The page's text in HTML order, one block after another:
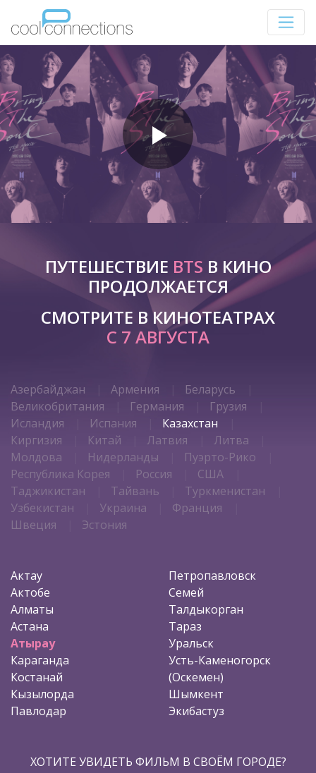
ПУТЕШЕСТВИЕ BTS В КИНО
ПРОДОЛЖАЕТСЯ
СМОТРИТЕ В КИНОТЕАТРАХ
С 7 АВГУСТА
Азербайджан Армения
Беларусь
Великобритания
Германия
Грузия
Исландия
Испания
Казахстан
Киргизия
Китай Латвия
Литва
Молдова
Нидерланды
Пуэрто-Рико
Республика Корея
Россия
США
Таджикистан
Тайвань
Туркменистан
Узбекистан
Украина
Франция
Швеция
Эстония
Актау
Актобе
Алматы
Астана
Атырау
Караганда
Костанай
Кызылорда
Павлодар
Петропавловск
Семей
Талдыкорган
Тараз
Уральск
Усть-Каменогорск
(Оскемен)
Шымкент
Экибастуз
ХОТИТЕ УВИДЕТЬ ФИЛЬМ В СВОЁМ ГОРОДЕ?